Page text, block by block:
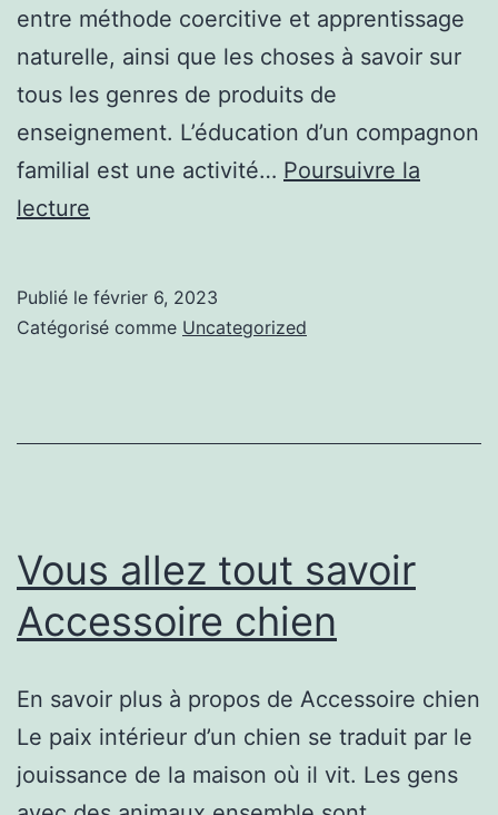
entre méthode coercitive et apprentissage
naturelle, ainsi que les choses à savoir sur
tous les genres de produits de
enseignement. L’éducation d’un compagnon
familial est une activité… Poursuivre la
lecture
pour
Publié le février 6, 2023
Catégorisé comme Uncategorized
Vous allez tout savoir
Accessoire chien
En savoir plus à propos de Accessoire chien
Le paix intérieur d’un chien se traduit par le
jouissance de la maison où il vit. Les gens